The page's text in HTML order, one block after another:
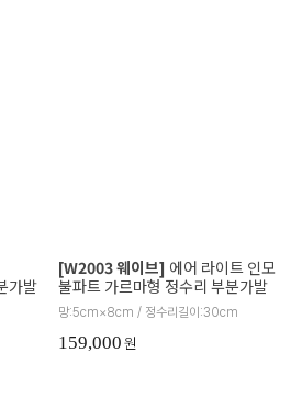
가발
[W2003 웨이브] 에어 라이트 인모
불파트 가르마형 정수리 부분가발
망:5cm×8cm / 정수리길이:30cm
159,000원